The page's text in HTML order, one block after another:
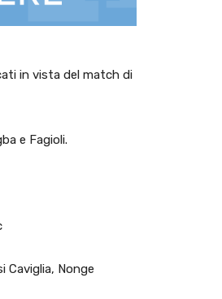
in vista del match di
e Fagioli.
Caviglia, Nonge